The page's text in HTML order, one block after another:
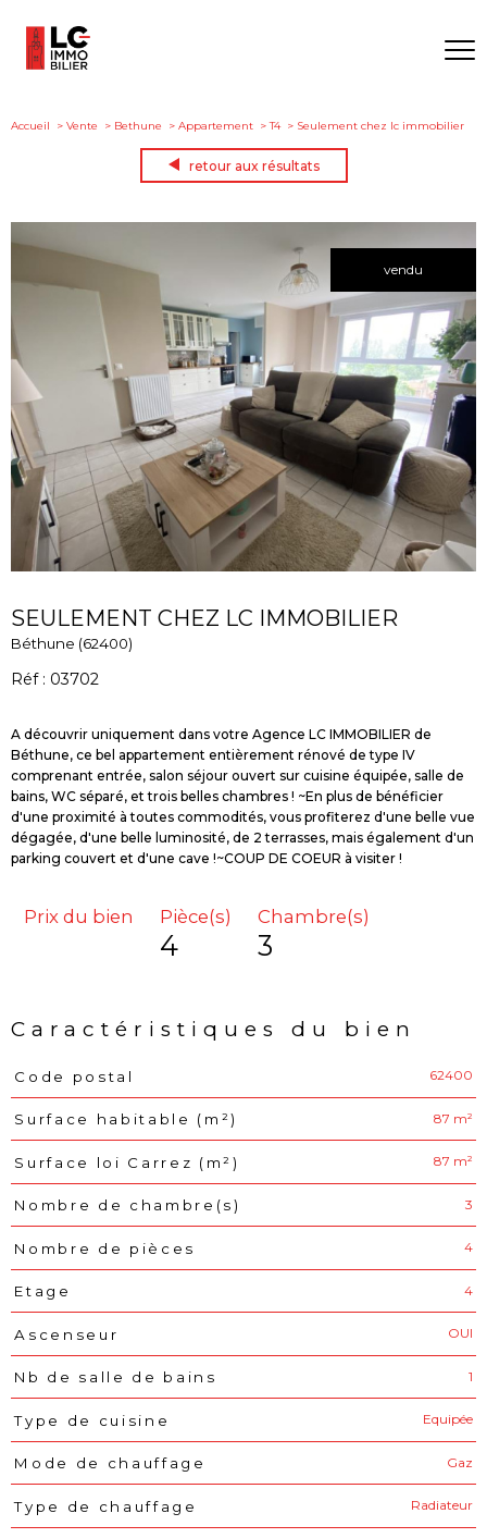
Accueil Vente Bethune Appartement T4 Seulement chez lc immobilier
retour aux résultats
vendu
SEULEMENT CHEZ LC IMMOBILIER
Béthune (62400)
Réf : 03702
A découvrir uniquement dans votre Agence LC IMMOBILIER de
Béthune, ce bel appartement entièrement rénové de type IV
comprenant entrée, salon séjour ouvert sur cuisine équipée, salle de
bains, WC séparé, et trois belles chambres ! ~En plus de bénéficier
d'une proximité à toutes commodités, vous profiterez d'une belle vue
dégagée, d'une belle luminosité, de 2 terrasses, mais également d'un
Prix du bien Pièce(s)
4
Chambre(s)
3
Caractéristiques du bien
Caractéristiques Valeurs
Code postal 62400
Surface habitable (m²) 87 m²
Surface loi Carrez (m²) 87 m²
Nombre de chambre(s) 3
Nombre de pièces 4
Etage 4
Ascenseur OUI
Nb de salle de bains 1
Type de cuisine Equipée
Mode de chauffage Gaz
Type de chauffage Radiateur